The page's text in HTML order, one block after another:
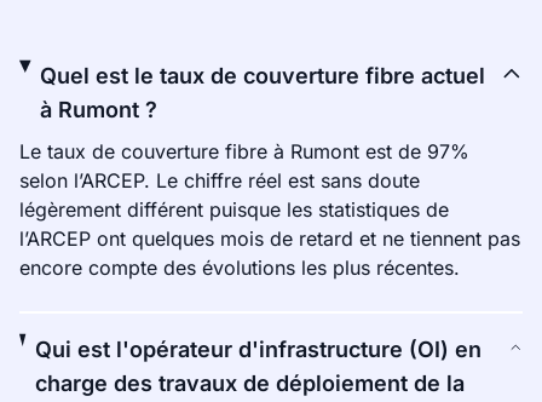
Quel est le taux de couverture fibre actuel
à Rumont ?
Le taux de couverture fibre à Rumont est de 97%
selon l’ARCEP. Le chiffre réel est sans doute
légèrement différent puisque les statistiques de
l’ARCEP ont quelques mois de retard et ne tiennent pas
encore compte des évolutions les plus récentes.
Qui est l'opérateur d'infrastructure (OI) en
charge des travaux de déploiement de la